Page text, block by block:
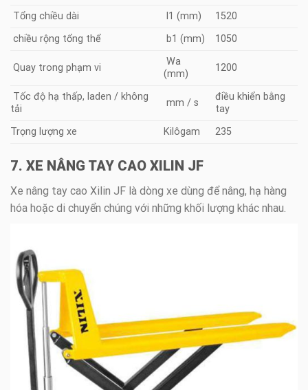
Tổng chiều dài
l1 (mm)
1520
chiều rộng tổng thể
b1 (mm) 1050
Quay trong phạm vi
Wa
(mm)
1200
Tốc độ hạ thấp, laden / không
tải
mm / s
điều khiển bằng
tay
Trọng lượng xe
Kilôgam 235
7. XE NÂNG TAY CAO XILIN JF
Xe nâng tay cao Xilin JF là dòng xe dùng để nâng, hạ hàng
hóa hoặc di chuyển chúng với những khối lượng khác nhau.